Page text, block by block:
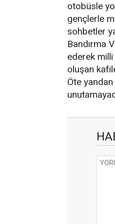
otobüsle
gençlerle
sohbetler
Bandırma
ederek
oluşan
Öte